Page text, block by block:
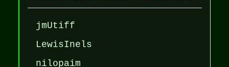
jmUtiff
LewisInels
nilopaim